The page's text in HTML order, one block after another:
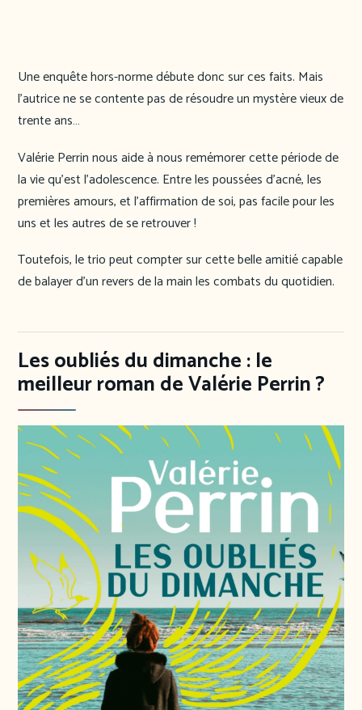
Une enquête hors-norme débute donc sur ces faits. Mais
l’autrice ne se contente pas de résoudre un mystère vieux de
trente ans…
Valérie Perrin nous aide à nous remémorer cette période de
la vie qu’est l’adolescence. Entre les poussées d’acné, les
premières amours, et l’affirmation de soi, pas facile pour les
uns et les autres de se retrouver !
Toutefois, le trio peut compter sur cette belle amitié capable
de balayer d’un revers de la main les combats du quotidien.
Les oubliés du dimanche : le
meilleur roman de Valérie Perrin ?